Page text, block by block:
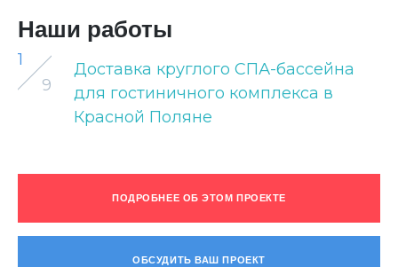
Наши работы
1
9
Доставка круглого СПА-бассейна
для гостиничного комплекса в
Красной Поляне
ПОДРОБНЕЕ ОБ ЭТОМ ПРОЕКТЕ
ОБСУДИТЬ ВАШ ПРОЕКТ